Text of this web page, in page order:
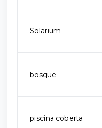
Solarium
bosque
piscina coberta